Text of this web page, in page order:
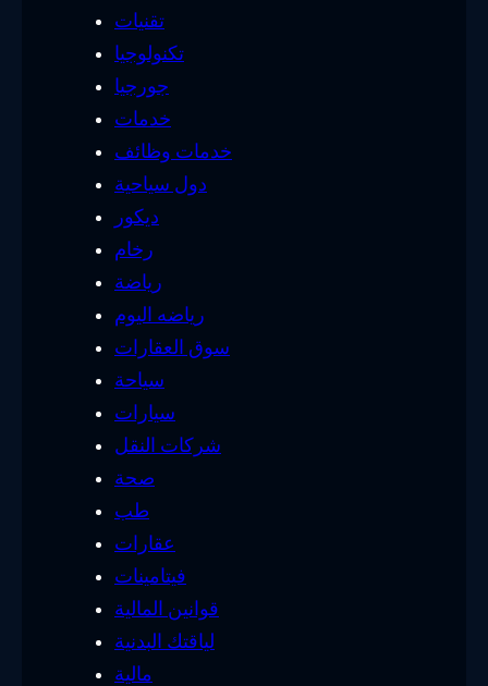
تقنيات
تكنولوجيا
جورجيا
خدمات
خدمات وظائف
دول سياحية
ديكور
رخام
رياضة
رياضه اليوم
سوق العقارات
سياحة
سيارات
شركات النقل
صحة
طب
عقارات
فيتامينات
قوانين المالية
لياقتك البدنية
مالية